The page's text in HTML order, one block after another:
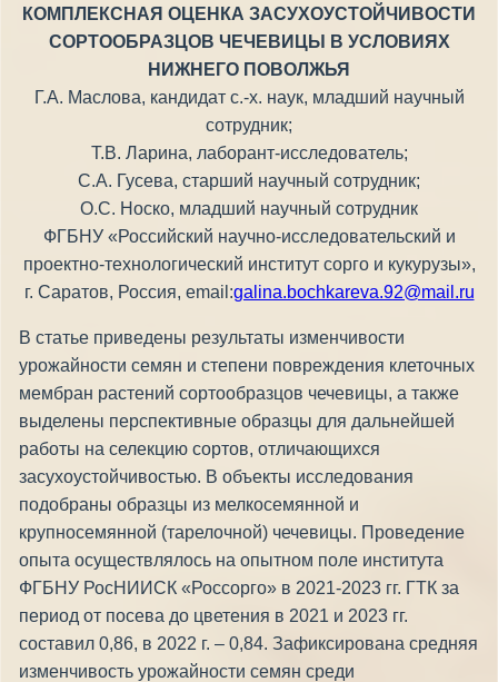
КОМПЛЕКСНАЯ ОЦЕНКА ЗАСУХОУСТОЙЧИВОСТИ
СОРТООБРАЗЦОВ ЧЕЧЕВИЦЫ В УСЛОВИЯХ
НИЖНЕГО ПОВОЛЖЬЯ
Г.А. Маслова, кандидат с.-х. наук, младший научный
сотрудник;
Т.В. Ларина, лаборант-исследователь;
С.А. Гусева, старший научный сотрудник;
О.С. Носко, младший научный сотрудник
ФГБНУ «Российский научно-исследовательский и
проектно-технологический институт сорго и кукурузы»,
г. Саратов, Россия, email:galina.bochkareva.92@mail.ru
В статье приведены результаты изменчивости
урожайности семян и степени повреждения клеточных
мембран растений сортообразцов чечевицы, а также
выделены перспективные образцы для дальнейшей
работы на селекцию сортов, отличающихся
засухоустойчивостью. В объекты исследования
подобраны образцы из мелкосемянной и
крупносемянной (тарелочной) чечевицы. Проведение
опыта осуществлялось на опытном поле института
ФГБНУ РосНИИСК «Россорго» в 2021-2023 гг. ГТК за
период от посева до цветения в 2021 и 2023 гг.
составил 0,86, в 2022 г. – 0,84. Зафиксирована средняя
изменчивость урожайности семян среди